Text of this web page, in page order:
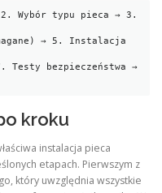
Wybór typu pieca → 3.
→ 5. Instalacja
Testy bezpieczeństwa →
kroku
instalacja pieca
etapach. Pierwszym z
który uwzględnia wszystkie